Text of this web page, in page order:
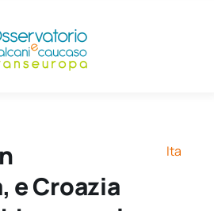
e Croazia
Ita